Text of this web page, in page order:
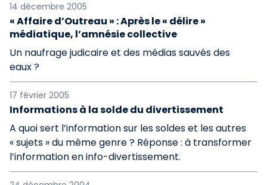
14 décembre 2005
« Affaire d’Outreau » : Après le « délire »
médiatique, l’amnésie collective
Un naufrage judicaire et des médias sauvés des
eaux ?
17 février 2005
Informations à la solde du divertissement
A quoi sert l’information sur les soldes et les autres
« sujets » du même genre ? Réponse : à transformer
l’information en info-divertissement.